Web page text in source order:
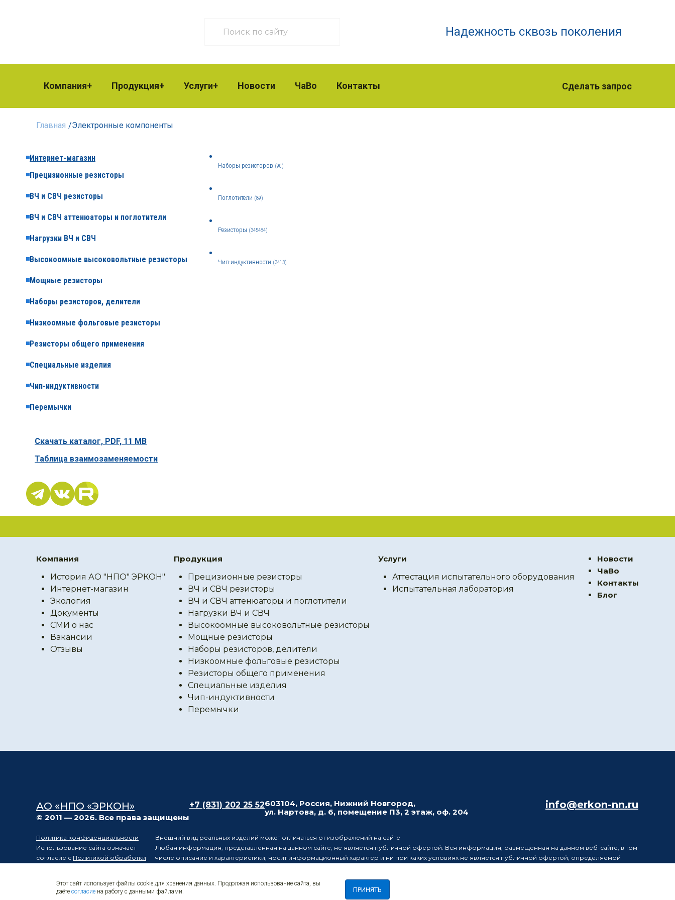
Надежность сквозь поколения
Компания Продукция Услуги Новости ЧаВо Контакты Сделать запрос
Главная /Электронные компоненты
Интернет-магазин
Прецизионные резисторы
ВЧ и СВЧ резисторы
ВЧ и СВЧ аттенюаторы и поглотители
Нагрузки ВЧ и СВЧ
Высокоомные высоковольтные резисторы
Мощные резисторы
Наборы резисторов, делители
Низкоомные фольговые резисторы
Резисторы общего применения
Специальные изделия
Чип-индуктивности
Перемычки
Скачать каталог, PDF, 11 MB
Таблица взаимозаменяемости
Наборы резисторов (90)
Поглотители (89)
Резисторы (345484)
Чип-индуктивности (3413)
Компания
История АО "НПО" ЭРКОН"
Интернет-магазин
Экология
Документы
СМИ о нас
Вакансии
Отзывы
Продукция
Прецизионные резисторы
ВЧ и СВЧ резисторы
ВЧ и СВЧ аттенюаторы и поглотители
Нагрузки ВЧ и СВЧ
Высокоомные высоковольтные резисторы
Мощные резисторы
Наборы резисторов, делители
Низкоомные фольговые резисторы
Резисторы общего применения
Специальные изделия
Чип-индуктивности
Перемычки
Услуги
Аттестация испытательного оборудования
Испытательная лаборатория
Новости
ЧаВо
Контакты
Блог
АО «НПО «ЭРКОН»
© 2011 — 2026. Все права защищены
+7 (831) 202 25 52603104, Россия, Нижний Новгород,
ул. Нартова, д. 6, помещение П3, 2 этаж, оф. 204
info@erkon-nn.ru
Политика конфиденциальности
Использование сайта означает
согласие с Политикой обработки
компоненты
Внешний вид реальных изделий может отличаться от изображений на сайте
Любая информация, представленная на данном сайте, не является публичной офертой. Вся информация, размещенная на данном веб-сайте, в том
числе описание и характеристики, носит информационный характер и ни при каких условиях не является публичной офертой, определяемой
Производитель оставляет за собой право в одностороннем порядке вносить изменения в информацию, размещенную на данном веб-сайте, без
уведомления третьих лиц о таких изменениях.
Этот сайт использует файлы cookie для хранения данных. Продолжая использование сайта, вы
даёте согласие на работу с данными файлами. ПРИНЯТЬ